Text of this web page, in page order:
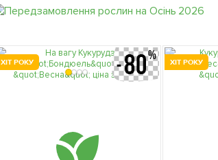
ХІТ РОКУ ХІТ РОКУ